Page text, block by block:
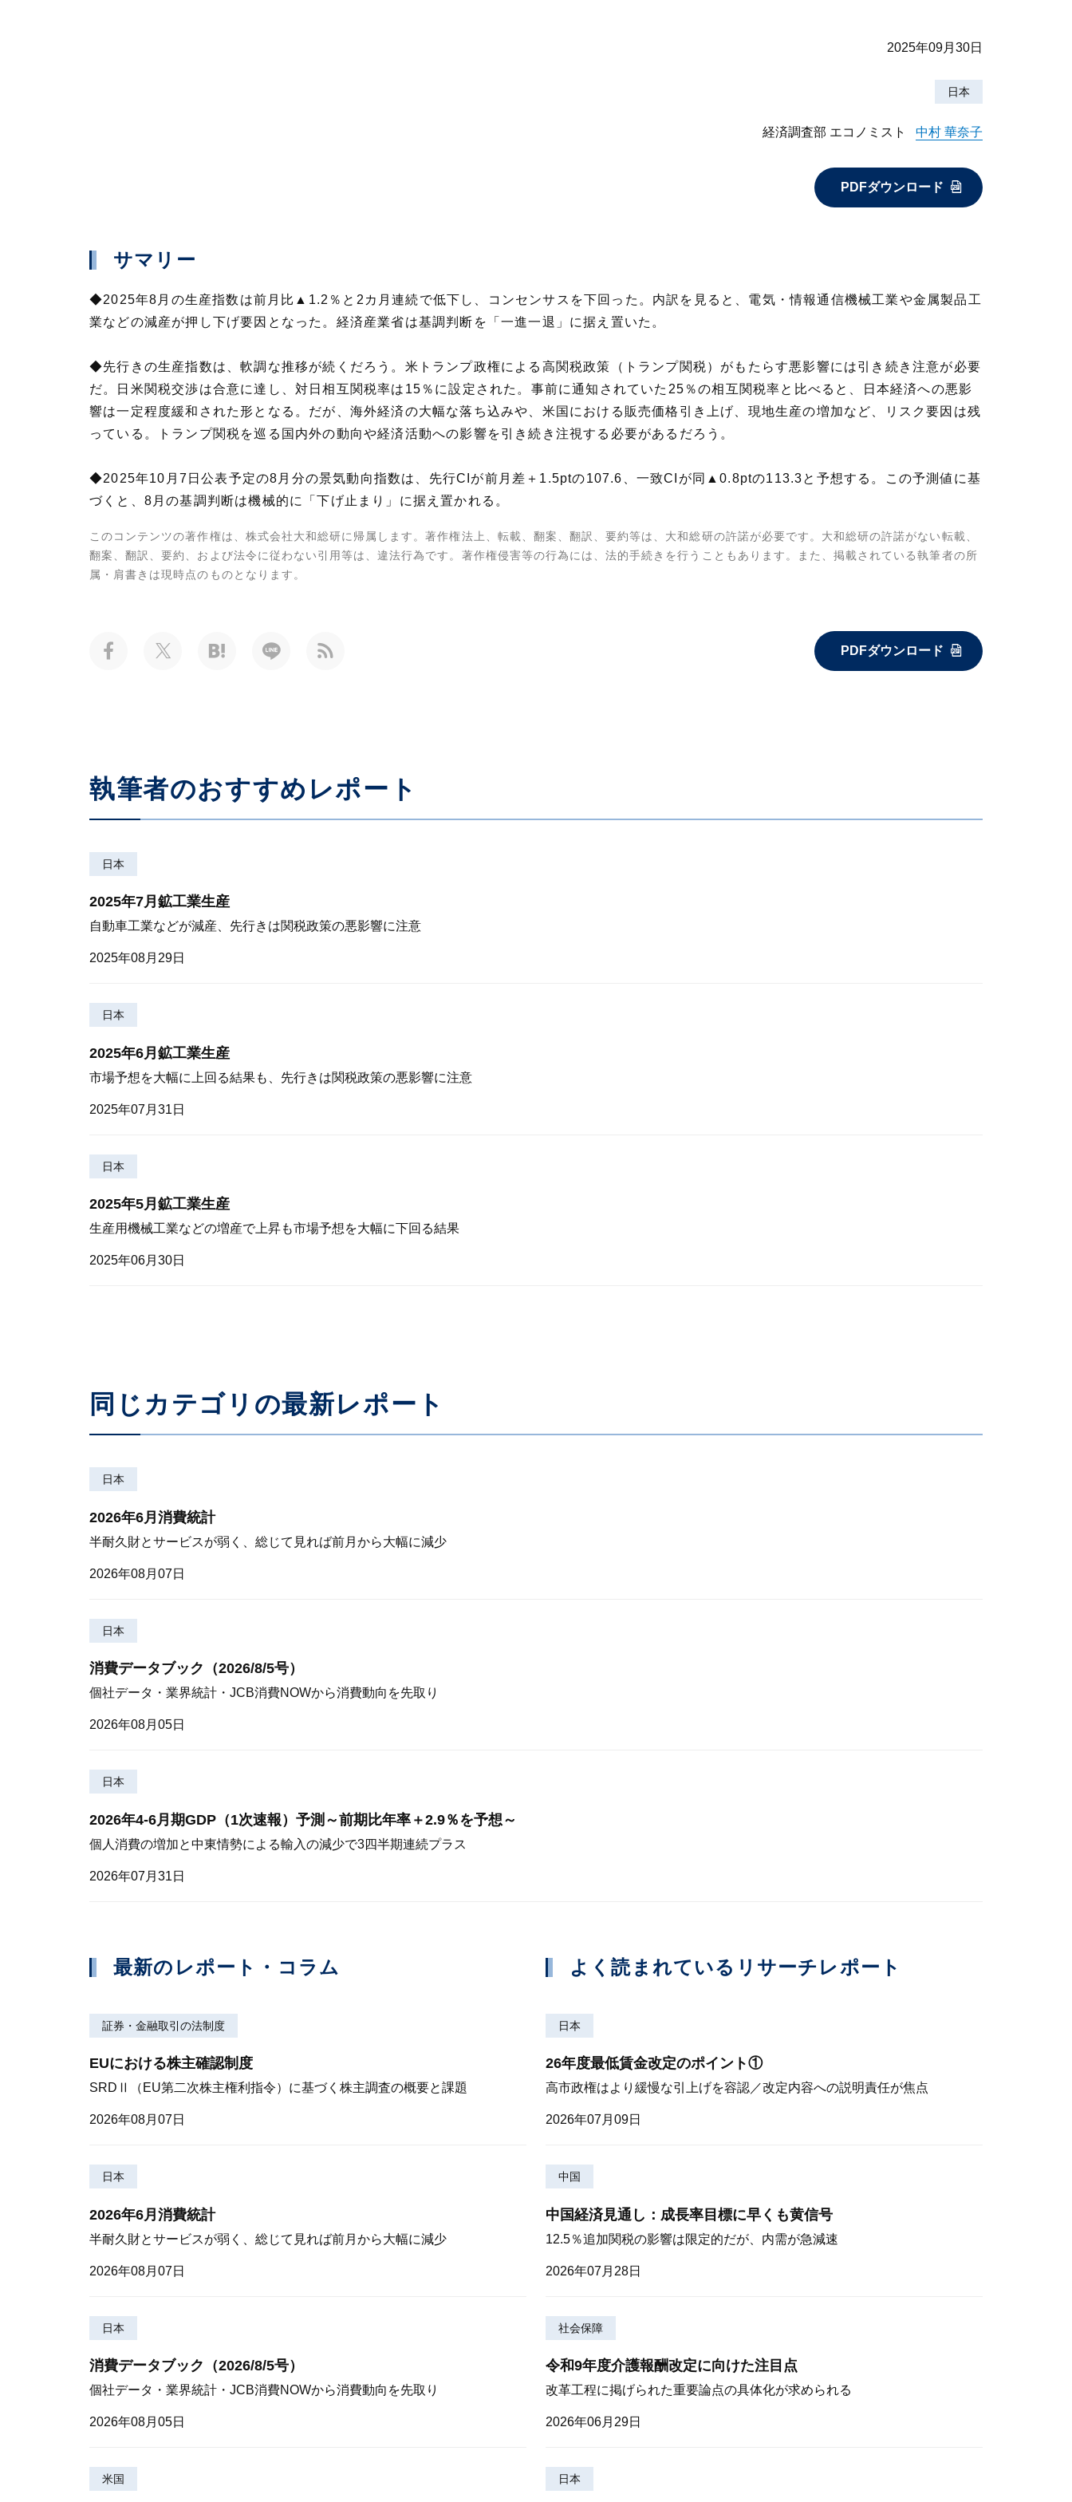
2025年09月30日
日本
経済調査部 エコノミスト 中村 華奈子
PDFダウンロード
サマリー
◆2025年8月の生産指数は前月比▲1.2％と2カ月連続で低下し、コンセンサスを下回った。内訳を見ると、電気・情報通信機械工業や金属製品工
業などの減産が押し下げ要因となった。経済産業省は基調判断を「一進一退」に据え置いた。
◆先行きの生産指数は、軟調な推移が続くだろう。米トランプ政権による高関税政策（トランプ関税）がもたらす悪影響には引き続き注意が必要
だ。日米関税交渉は合意に達し、対日相互関税率は15％に設定された。事前に通知されていた25％の相互関税率と比べると、日本経済への悪影
響は一定程度緩和された形となる。だが、海外経済の大幅な落ち込みや、米国における販売価格引き上げ、現地生産の増加など、リスク要因は残
っている。トランプ関税を巡る国内外の動向や経済活動への影響を引き続き注視する必要があるだろう。
◆2025年10月7日公表予定の8月分の景気動向指数は、先行CIが前月差＋1.5ptの107.6、一致CIが同▲0.8ptの113.3と予想する。この予測値に基
づくと、8月の基調判断は機械的に「下げ止まり」に据え置かれる。
このコンテンツの著作権は、株式会社大和総研に帰属します。著作権法上、転載、翻案、翻訳、要約等は、大和総研の許諾が必要です。大和総研の許諾がない転載、
翻案、翻訳、要約、および法令に従わない引用等は、違法行為です。著作権侵害等の行為には、法的手続きを行うこともあります。また、掲載されている執筆者の所
属・肩書きは現時点のものとなります。
PDFダウンロード
執筆者のおすすめレポート
日本
2025年7月鉱工業生産
自動車工業などが減産、先行きは関税政策の悪影響に注意
2025年08月29日
日本
2025年6月鉱工業生産
市場予想を大幅に上回る結果も、先行きは関税政策の悪影響に注意
2025年07月31日
日本
2025年5月鉱工業生産
生産用機械工業などの増産で上昇も市場予想を大幅に下回る結果
2025年06月30日
同じカテゴリの最新レポート
日本
2026年6月消費統計
半耐久財とサービスが弱く、総じて見れば前月から大幅に減少
2026年08月07日
日本
消費データブック（2026/8/5号）
個社データ・業界統計・JCB消費NOWから消費動向を先取り
2026年08月05日
日本
2026年4-6月期GDP（1次速報）予測～前期比年率＋2.9％を予想～
個人消費の増加と中東情勢による輸入の減少で3四半期連続プラス
2026年07月31日
最新のレポート・コラム
証券・金融取引の法制度
EUにおける株主確認制度
SRDⅡ（EU第二次株主権利指令）に基づく株主調査の概要と課題
2026年08月07日
日本
2026年6月消費統計
半耐久財とサービスが弱く、総じて見れば前月から大幅に減少
2026年08月07日
日本
消費データブック（2026/8/5号）
個社データ・業界統計・JCB消費NOWから消費動向を先取り
2026年08月05日
米国
よく読まれているリサーチレポート
日本
26年度最低賃金改定のポイント①
高市政権はより緩慢な引上げを容認／改定内容への説明責任が焦点
2026年07月09日
中国
中国経済見通し：成長率目標に早くも黄信号
12.5％追加関税の影響は限定的だが、内需が急減速
2026年07月28日
社会保障
令和9年度介護報酬改定に向けた注目点
改革工程に掲げられた重要論点の具体化が求められる
2026年06月29日
日本